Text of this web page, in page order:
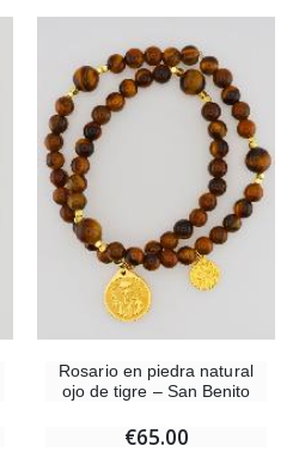
Rosario en piedra natural
ojo de tigre – San Benito
€65.00